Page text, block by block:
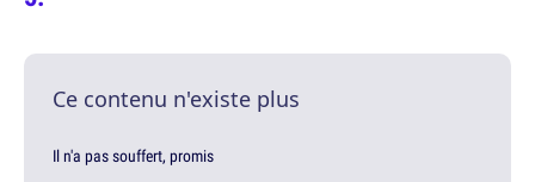
Ce contenu n'existe plus
Il n'a pas souffert, promis